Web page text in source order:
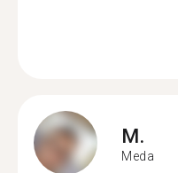
M.
Meda